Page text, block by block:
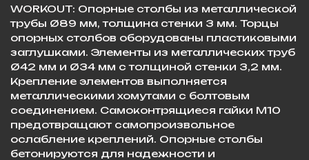
WORKOUT: Опорные столбы из металлической
трубы Ø89 мм, толщина стенки 3 мм. Торцы
опорных столбов оборудованы пластиковыми
заглушками. Элементы из металлических труб
Ø42 мм и Ø34 мм с толщиной стенки 3,2 мм.
Крепление элементов выполняется
металлическими хомутами с болтовым
соединением. Самоконтрящиеся гайки М10
предотвращают самопроизвольное
ослабление креплений. Опорные столбы
бетонируются для надежности и